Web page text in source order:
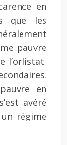
en
que les
pauvre
l’orlistat,
en
avéré
régime